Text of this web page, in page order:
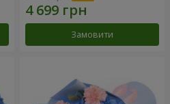
Замовити